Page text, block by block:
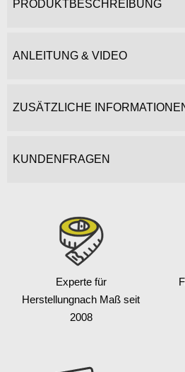
PRODUKTBESCHREIBUNG
ANLEITUNG & VIDEO
ZUSÄTZLICHE
KUNDENFRAGEN
Experte für
Herstellungnach Maß seit
2008